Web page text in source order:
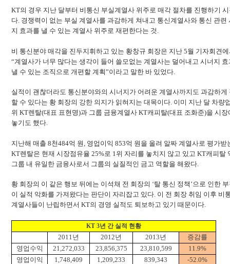
KT의 경우 지난 달부터 비통신 부실계열사 위주로 매각 절차를 진행하기
다. 경쟁력이 없는 부실 계열사를 과감하게 쳐내고 통신계열사와 통신 관련
지 효과를 낼 수 있는 계열사 위주로 재편한다는 것.
비 통신분야 매각을 진두지휘하고 있는 황창규 회장은 지난 5월 기자회견
“계열사가 너무 많다는 생각이 들어 쓸모없는 계열사는 덜어내고 시너지
낼 수 있는 조직으로 개편할 계획”이라고 말한 바 있었다.
실적이 괜찮더라도 통신분야와의 시너지가 어려운 계열사까지도 과감하게
할 수 있다는 황 회장의 강한 의지가 읽혀지는 대목이다. 이미 지난 달 차량
위 KT렌탈(대표 표현명)과 그룹 금융계열사 KT캐피탈(대표 조화준)을 시장
놓기도 했다.
지난해 매출 8천484억 원, 영업이익 853억 원을 올려 알짜 계열사로 평가받
KT렌탈은 현재 시장점유율 25%로 1위 자리를 놓치지 않고 있고 KT캐피탈
그룹 내 유일한 금융사로서 그룹의 실질적인 금고 역할을 해왔다.
황 회장의 이 같은 행보 뒤에는 이석채 전 회장의 ‘탈 통신 정책’으로 인한
이 실적 악화를 가져왔다는 판단이 자리잡고 있다. 이 전 회장 취임 이후 비
계열사들이 난립하면서 KT의 경영 실적도 퇴보하고 있기 때문이다.
KT 3년 간 실적 현황
2011년 2012년 2013년
증감률
영업수익
21,272,033 23,856,375 23,810,599
11.9%
영업이익
1,748,409 1,209,233 839,343
-52.0%